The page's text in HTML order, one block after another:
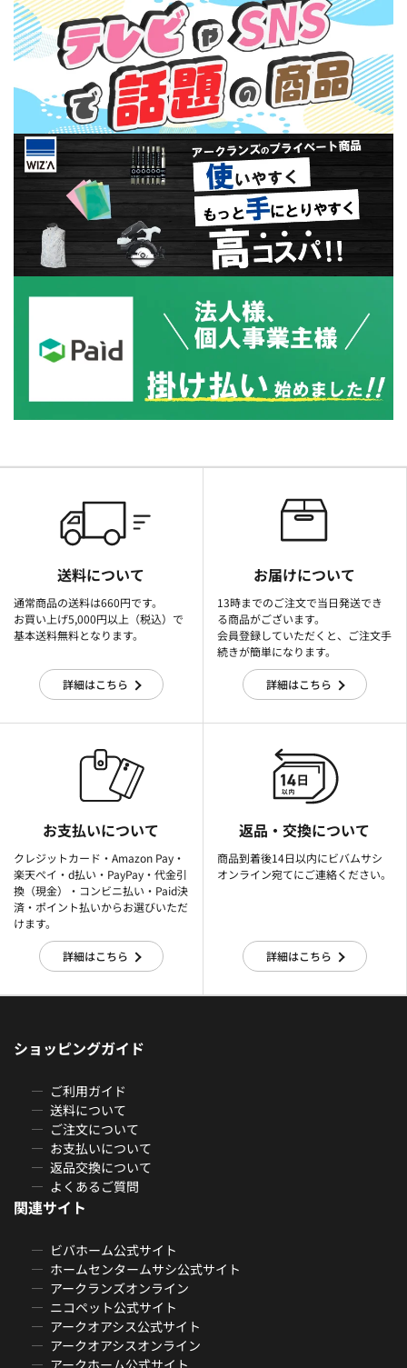
送料について
通常商品の送料は660円です。
お買い上げ5,000円以上（税込）で
基本送料無料となります。
詳細はこちら
お届けについて
13時までのご注文で当日発送でき
る商品がございます。
会員登録していただくと、ご注文手
続きが簡単になります。
詳細はこちら
お支払いについて
クレジットカード・Amazon Pay・
楽天ぺイ・d払い・PayPay・代金引
換（現金）・コンビニ払い・Paid決
済・ポイント払いからお選びいただ
けます。
詳細はこちら
返品・交換について
商品到着後14日以内にビバムサシ
オンライン宛てにご連絡ください。
詳細はこちら
ショッピングガイド
ご利用ガイド
送料について
ご注文について
お支払いについて
返品交換について
よくあるご質問
関連サイト
ビバホーム公式サイト
ホームセンタームサシ公式サイト
アークランズオンライン
ニコペット公式サイト
アークオアシス公式サイト
アークオアシスオンライン
アークホーム公式サイト